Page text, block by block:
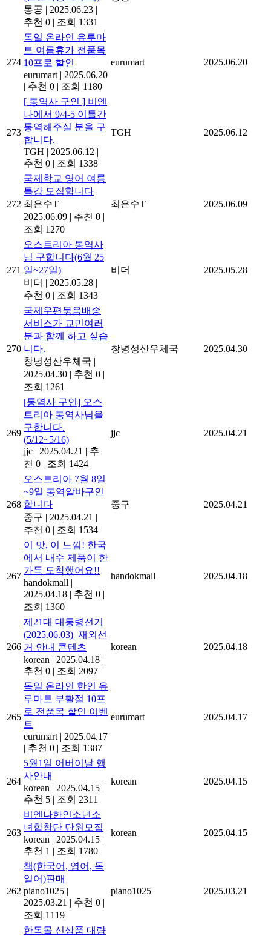
통공 | 2025.06.23 |
추천 0 | 조회 1331
274
독일 온라인 유루마
트 여름휴가 전품목
10프로 할인
eurumart | 2025.06.20
| 추천 0 | 조회 1180
eurumart 2025.06.20
273
[ 통역사 구인 ] 비엔
나에서 9/4-5 이틀간
통역해주실 분을 구
합니다.
TGH | 2025.06.12 |
추천 0 | 조회 1338
TGH 2025.06.12
272
국제학교 영어 여름
특강 모집합니다
최은수T |
2025.06.09 | 추천 0 |
조회 1270
최은수T 2025.06.09
271
오스트리아 통역사
님 구합니다(6월 25
일~27일)
비더 | 2025.05.28 |
추천 0 | 조회 1343
비더 2025.05.28
270
국제우편묶음배송
서비스가 교민여러
분과 함께 하고 싶습
니다.
창녕성산우체국 |
2025.04.30 | 추천 0 |
조회 1261
창녕성산우체국 2025.04.30
269
[통역사 구인] 오스
트리아 통역사님을
구합니다.
(5/12~5/16)
jjc | 2025.04.21 | 추
천 0 | 조회 1424
jjc 2025.04.21
268
오스트리아 7월 8일
~9일 통역알바구인
합니다
중구 | 2025.04.21 |
추천 0 | 조회 1534
중구 2025.04.21
267
이 맛, 이 느낌! 한국
에서 내수 제품이 한
가득 도착했어요!!
handokmall |
2025.04.18 | 추천 0 |
조회 1360
handokmall 2025.04.18
266
제21대 대통령선거
(2025.06.03)_재외선
거 안내 콘텐츠
korean | 2025.04.18 |
추천 0 | 조회 2097
korean 2025.04.18
265
독일 온라인 한인 유
루마트 부활절 10프
로 전품목 할인 이벤
트
eurumart | 2025.04.17
| 추천 0 | 조회 1387
eurumart 2025.04.17
264
5월1일 어버이날 행
사안내
korean | 2025.04.15 |
추천 5 | 조회 2311
korean 2025.04.15
263
비엔나한인소년소
녀합창단 단원모집
korean | 2025.04.15 |
추천 1 | 조회 1780
korean 2025.04.15
262
책(한국어, 영어, 독
일어)판매
piano1025 |
2025.03.21 | 추천 0 |
조회 1119
piano1025 2025.03.21
한독몰 신상품 대량